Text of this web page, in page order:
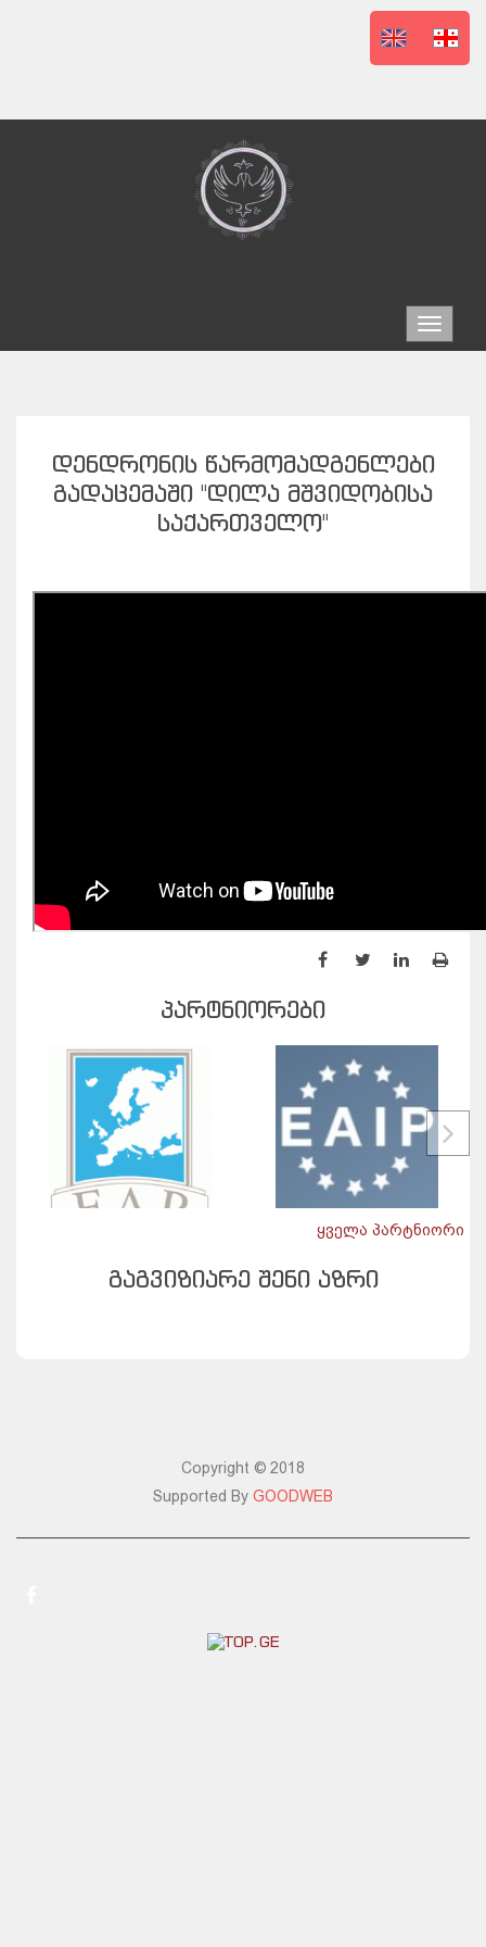
Toggle
ᲓᲔᲜᲓᲠᲝᲜᲘᲡ ᲬᲐᲠᲛᲝᲛᲐᲓᲒᲔᲜᲚᲔᲑᲘ
ᲒᲐᲓᲐᲪᲔᲛᲐᲨᲘ "ᲓᲘᲚᲐ ᲛᲨᲕᲘᲓᲝᲑᲘᲡᲐ
ᲡᲐᲥᲐᲠᲗᲕᲔᲚᲝ"
ᲞᲐᲠᲢᲜᲘᲝᲠᲔᲑᲘ
ყველა პარტნიორი
ᲒᲐᲒᲕᲘᲖᲘᲐᲠᲔ ᲨᲔᲜᲘ ᲐᲖᲠᲘ
Copyright © 2018
Supported By GOODWEB